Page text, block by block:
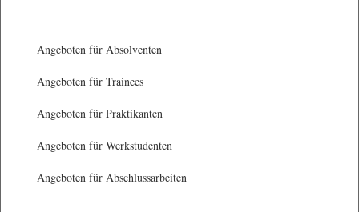
Angeboten für Absolventen
Angeboten für Trainees
Angeboten für Praktikanten
Angeboten für Werkstudenten
Angeboten für Abschlussarbeiten